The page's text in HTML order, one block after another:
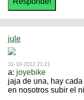
jule
31-10-2012 21:21
a: joyebike
jaja de una, hay
en nosotros subir el